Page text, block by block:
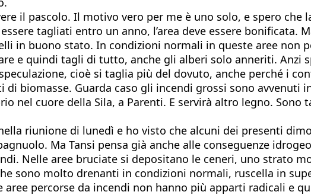
il pascolo. Il motivo vero per me è uno solo, e spero che
tagliati entro un anno, l’area deve essere bonificata.
in buono stato. In condizioni normali in queste aree non
e quindi tagli di tutto, anche gli alberi solo anneriti. Anzi
cioè si taglia più del dovuto, anche perché i
biomasse. Guarda caso gli incendi grossi sono avvenuti
nel cuore della Sila, a Parenti. E servirà altro legno.
riunione di lunedì e ho visto che alcuni dei presenti
Ma Tansi pensa già anche alle conseguenze
Nelle aree bruciate si depositano le ceneri, uno strato
sono molto drenanti in condizioni normali, ruscella in
percorse da incendi non hanno più apparti radicali e